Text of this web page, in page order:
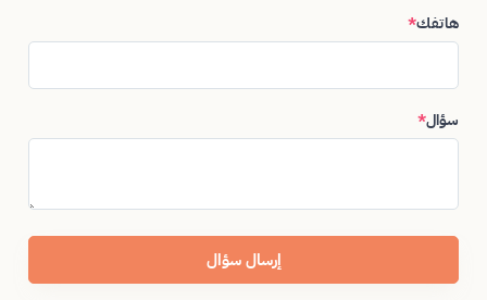
هاتفك*
سؤال*
إرسال سؤال